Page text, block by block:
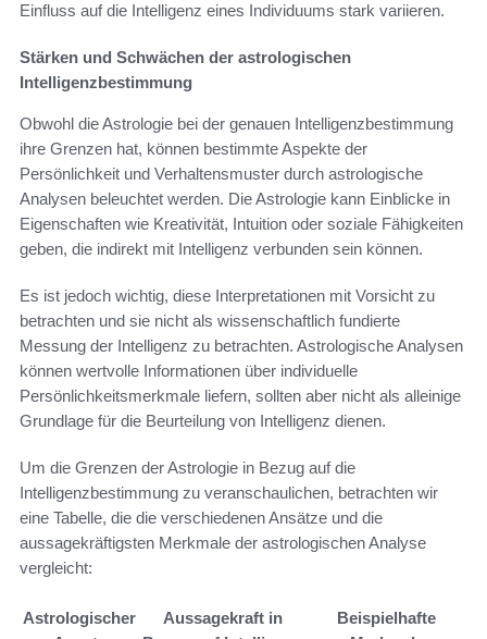
Einfluss auf die Intelligenz eines Individuums stark variieren.
Stärken und Schwächen der astrologischen
Intelligenzbestimmung
Obwohl die Astrologie bei der genauen Intelligenzbestimmung
ihre Grenzen hat, können bestimmte Aspekte der
Persönlichkeit und Verhaltensmuster durch astrologische
Analysen beleuchtet werden. Die Astrologie kann Einblicke in
Eigenschaften wie Kreativität, Intuition oder soziale Fähigkeiten
geben, die indirekt mit Intelligenz verbunden sein können.
Es ist jedoch wichtig, diese Interpretationen mit Vorsicht zu
betrachten und sie nicht als wissenschaftlich fundierte
Messung der Intelligenz zu betrachten. Astrologische Analysen
können wertvolle Informationen über individuelle
Persönlichkeitsmerkmale liefern, sollten aber nicht als alleinige
Grundlage für die Beurteilung von Intelligenz dienen.
Um die Grenzen der Astrologie in Bezug auf die
Intelligenzbestimmung zu veranschaulichen, betrachten wir
eine Tabelle, die die verschiedenen Ansätze und die
aussagekräftigsten Merkmale der astrologischen Analyse
vergleicht:
Astrologischer
Aussagekraft in
Beispielhafte